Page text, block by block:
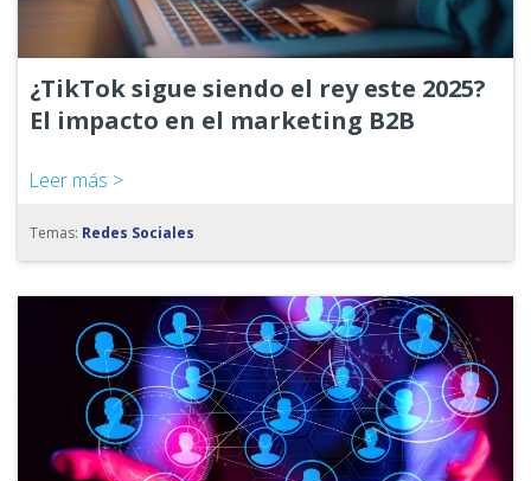
¿TikTok sigue siendo el rey este 2025?
El impacto en el marketing B2B
Leer más >
Temas: Redes Sociales